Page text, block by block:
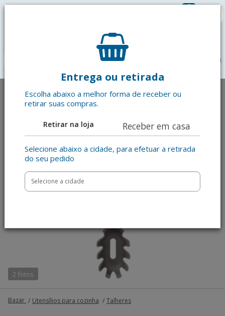
0
Entrega ou retirada
Escolha abaixo a melhor forma de receber ou
retirar suas compras.
Retirar na loja Receber em casa
Selecione abaixo a cidade, para efetuar a retirada
do seu pedido
Anterior
2 fotos
Bazar Utensílios para cozinha Talheres